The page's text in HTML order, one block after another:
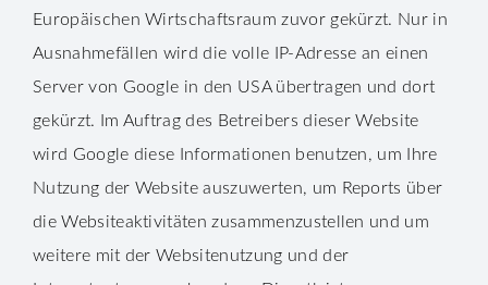
Europäischen Wirtschaftsraum zuvor gekürzt. Nur in
Ausnahmefällen wird die volle IP-Adresse an einen
Server von Google in den USA übertragen und dort
gekürzt. Im Auftrag des Betreibers dieser Website
wird Google diese Informationen benutzen, um Ihre
Nutzung der Website auszuwerten, um Reports über
die Websiteaktivitäten zusammenzustellen und um
weitere mit der Websitenutzung und der